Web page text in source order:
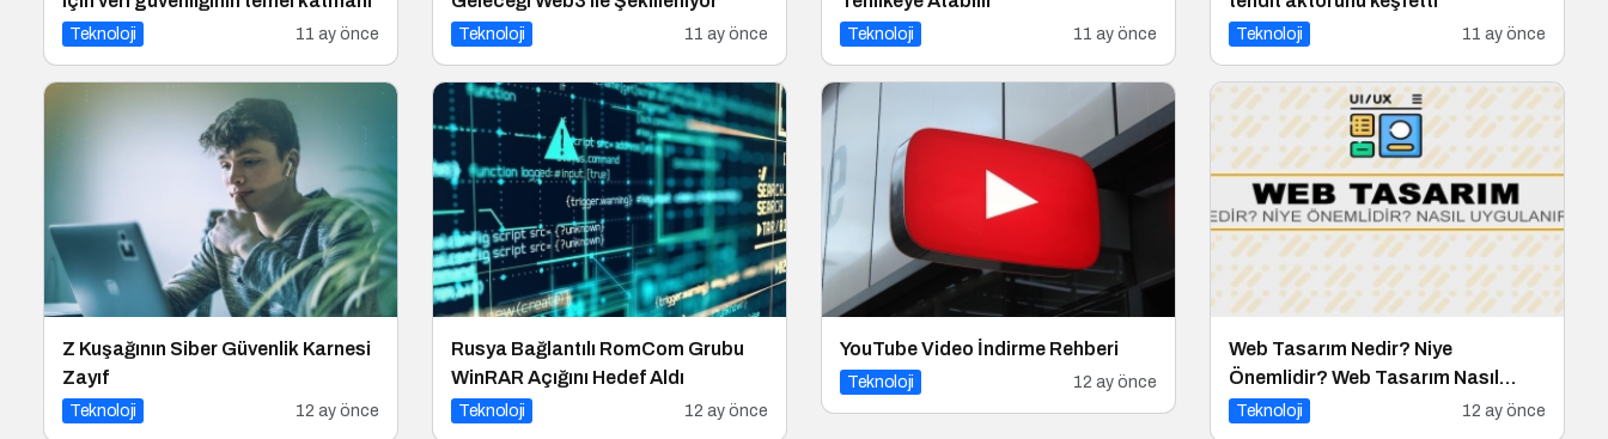
Teknoloji 11 ay önce Teknoloji 11 ay önce Teknoloji 11 ay önce Teknoloji 11 ay önce
Z Kuşağının Siber Güvenlik Karnesi
Zayıf
Teknoloji 12 ay önce
Rusya Bağlantılı RomCom Grubu
WinRAR Açığını Hedef Aldı
Teknoloji 12 ay önce
YouTube Video İndirme Rehberi
Teknoloji 12 ay önce
Web Tasarım Nedir? Niye
Önemlidir? Web Tasarım Nasıl
Yapılır?
Teknoloji 12 ay önce